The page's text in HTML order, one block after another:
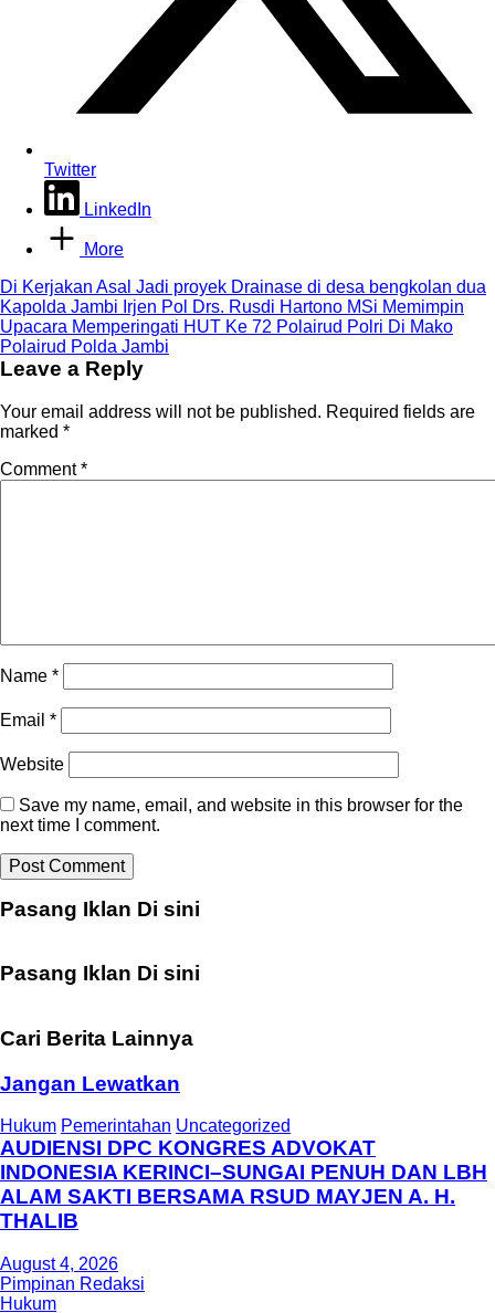
Twitter
LinkedIn
More
Post
navigation
Di Kerjakan Asal Jadi proyek Drainase di desa bengkolan dua
Kapolda Jambi Irjen Pol Drs. Rusdi Hartono MSi Memimpin
Upacara Memperingati HUT Ke 72 Polairud Polri Di Mako
Polairud Polda Jambi
Leave a Reply
Your email address will not be published. Required fields are
marked *
Comment*
Name *
Email *
Website
Save my name, email, and website in this browser for the
next time I comment.
Pasang Iklan Di sini
Pasang Iklan Di sini
Cari Berita Lainnya
Jangan Lewatkan
Hukum Pemerintahan Uncategorized
AUDIENSI DPC KONGRES ADVOKAT
INDONESIA KERINCI–SUNGAI PENUH DAN LBH
ALAM SAKTI BERSAMA RSUD MAYJEN A. H.
THALIB
August 4, 2026
Pimpinan Redaksi
Hukum